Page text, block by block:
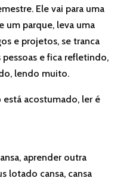
Ele vai para uma
um parque, leva uma
e projetos, se tranca
e fica refletindo,
lendo muito.
está acostumado, ler é
aprender outra
lotado cansa, cansa